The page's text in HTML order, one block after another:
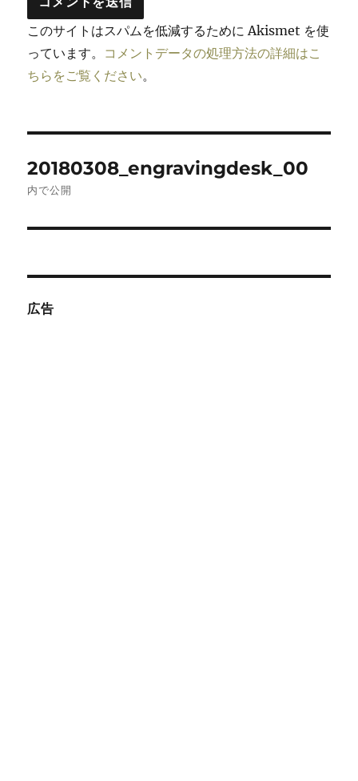
このサイトはスパムを低減するために Akismet を使
っています。 コメントデータの処理方法の詳細はこ
ちらをご覧ください。
稿
ゲ
ー
20180308_engravingdesk_00
内で公開
広告